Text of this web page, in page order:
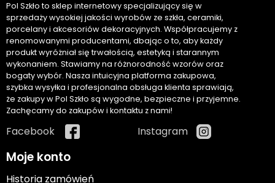
Pol Szkło to sklep internetowy specjalizujący się w
sprzedaży wysokiej jakości wyrobów ze szkła, ceramiki,
porcelany i akcesoriów dekoracyjnych. Współpracujemy z
renomowanymi producentami, dbając o to, aby każdy
produkt wyróżniał się trwałością, estetyką i starannym
wykonaniem. Stawiamy na różnorodność wzorów oraz
bogaty wybór. Nasza intuicyjna platforma zakupowa,
szybka wysyłka i profesjonalna obsługa klienta sprawiają,
że zakupy w Pol Szkło są wygodne, bezpieczne i przyjemne.
Zachęcamy do zakupów i kontaktu z nami!
Facebook Instagram
Moje konto
Historia zamówień